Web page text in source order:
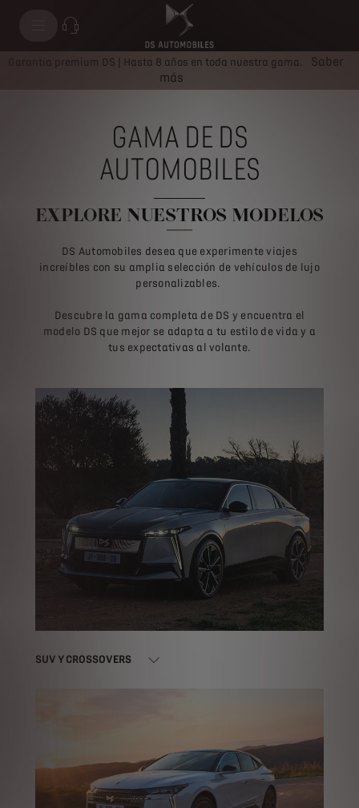
Garantía premium DS | Hasta 8 años en toda nuestra gama.
Saber
más
GAMA DE DS
AUTOMOBILES
EXPLORE NUESTROS MODELOS
DS Automobiles desea que experimente viajes
increíbles con su amplia selección de vehículos de lujo
personalizables.
Descubre la gama completa de DS y encuentra el
modelo DS que mejor se adapta a tu estilo de vida y a
tus expectativas al volante.
SUV Y CROSSOVERS